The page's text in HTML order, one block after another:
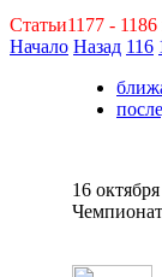
Статьи1177 - 1186
Начало Назад 116
16 октября